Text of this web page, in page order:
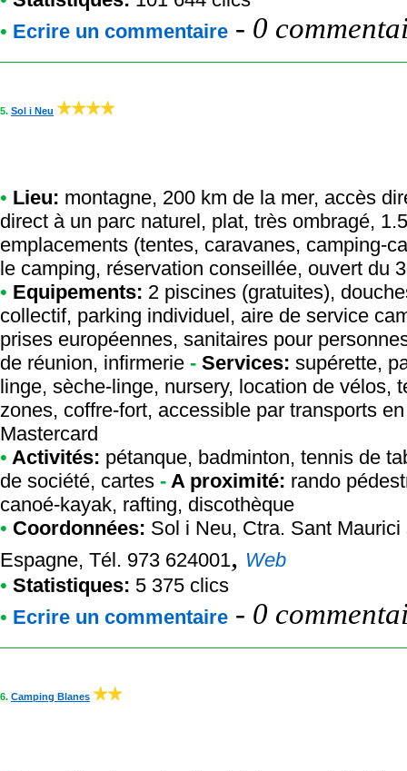
• Ecrire un commentaire - 0
5. Sol i Neu
• Lieu: montagne, 200 km de la mer, accès
direct à un parc naturel, plat, très ombragé,
emplacements (tentes, caravanes, camping-
le camping, réservation conseillée, ouvert du
• Equipements: 2 piscines (gratuites),
collectif, parking individuel, aire de service
prises européennes, sanitaires pour
de réunion, infirmerie - Services: supérette,
linge, sèche-linge, nursery, location de vélos,
zones, coffre-fort, accessible par transports
Mastercard
• Activités: pétanque, badminton, tennis de
de société, cartes - A proximité: rando
canoé-kayak, rafting, discothèque
• Coordonnées: Sol i Neu, Ctra. Sant
Espagne, Tél. 973 624001, Web
• Statistiques: 5 375 clics
• Ecrire un commentaire - 0
6. Camping Blanes